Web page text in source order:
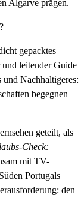
Algarve prägen.
gepacktes
und leitender Guide
und Nachhaltigeres:
begegnen
geteilt, als
Check:
mit TV-
Portugals
den